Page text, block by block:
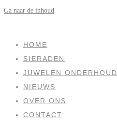
Ga naar de inhoud
HOME
SIERADEN
JUWELEN ONDERHOUD
NIEUWS
OVER ONS
CONTACT